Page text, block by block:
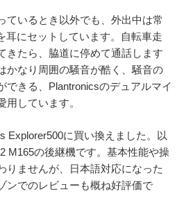
いるとき以外でも、外出中は常
耳にセットしています。自転車走
きたら、脇道に停めて通話します
かなり周囲の騒音が酷く、騒音の
できる、Plantronicsのデュアルマイ
用しています。
Explorer500に買い換えました。以
M165の後継機です。基本性能や操
りませんが、日本語対応になった
ンでのレビューも概ね好評価で